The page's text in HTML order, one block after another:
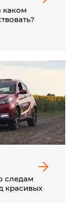
каком
следам
красивых